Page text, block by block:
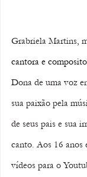
Grabriela Martins,
cantora e
Dona de uma voz
sua paixão pela
de seus pais e sua
canto. Aos 16 anos
vídeos para o